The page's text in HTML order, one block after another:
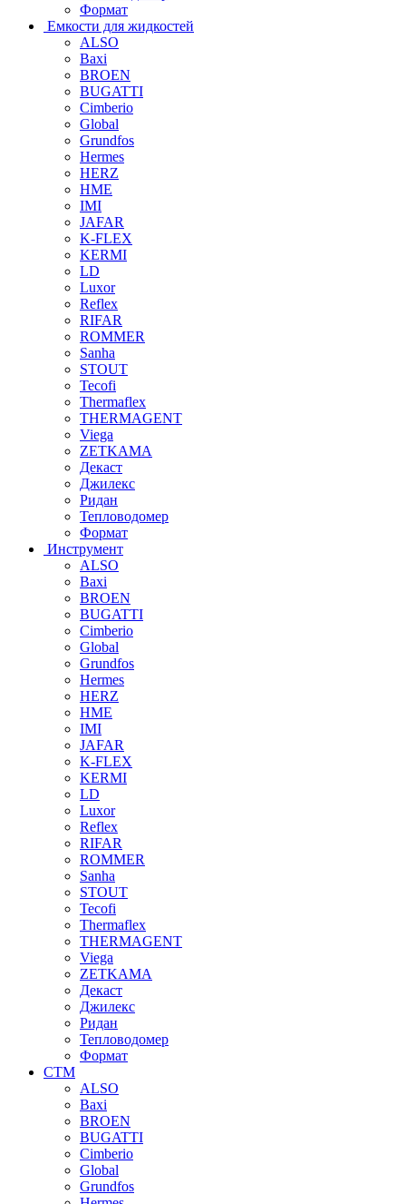
Формат
Емкости для жидкостей
ALSO
Baxi
BROEN
BUGATTI
Cimberio
Global
Grundfos
Hermes
HERZ
HME
IMI
JAFAR
K-FLEX
KERMI
LD
Luxor
Reflex
RIFAR
ROMMER
Sanha
STOUT
Tecofi
Thermaflex
THERMAGENT
Viega
ZETKAMA
Декаст
Джилекс
Ридан
Тепловодомер
Формат
Инструмент
ALSO
Baxi
BROEN
BUGATTI
Cimberio
Global
Grundfos
Hermes
HERZ
HME
IMI
JAFAR
K-FLEX
KERMI
LD
Luxor
Reflex
RIFAR
ROMMER
Sanha
STOUT
Tecofi
Thermaflex
THERMAGENT
Viega
ZETKAMA
Декаст
Джилекс
Ридан
Тепловодомер
Формат
СТМ
ALSO
Baxi
BROEN
BUGATTI
Cimberio
Global
Grundfos